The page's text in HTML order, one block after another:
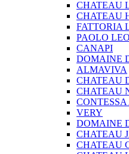
CHATEAU
CHATEAU
FATTORIA
PAOLO LEO
CANAPI
DOMAINE
ALMAVIVA
CHATEAU
CHATEAU
VERY
DOMAINE
CHATEAU
CHATEAU